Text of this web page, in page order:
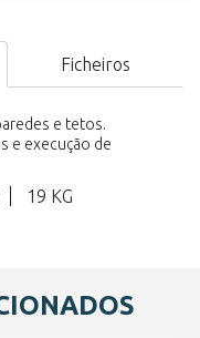
Ficheiros
e tetos.
e execução de
19 KG